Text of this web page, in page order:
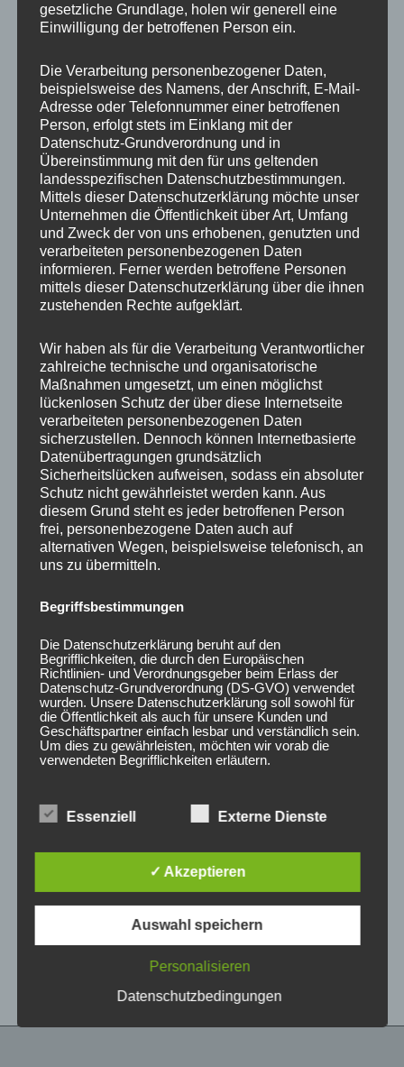
Hinweis
Lochzahl
Mittellochbohrung 72,6 mm
Nabenbohrung 72.6
PCD 112 mm
Traglast 750
Ähnliche Produkte
CONCAVER CVR1
19×8,5 ET40 5×112
Brushed Bronze
450,00€ *
Bewertet
mit
CONCAVER CVR1
19×8,5 ET35 5×112
Double Tinted Black
5
19×8,5 ET35 5×120
450,00€ *
19×8,5 ET45 5×108
Brushed Bronze
450,00€ *
Bewertet
von
5
gesetzliche Grundlage, holen wir generell eine
Einwilligung der betroffenen Person ein.
Die Verarbeitung personenbezogener Daten,
beispielsweise des Namens, der Anschrift, E-Mail-
Adresse oder Telefonnummer einer betroffenen
Person, erfolgt stets im Einklang mit der
Datenschutz-Grundverordnung und in
Übereinstimmung mit den für uns geltenden
landesspezifischen Datenschutzbestimmungen.
Mittels dieser Datenschutzerklärung möchte unser
Unternehmen die Öffentlichkeit über Art, Umfang
und Zweck der von uns erhobenen, genutzten und
verarbeiteten personenbezogenen Daten
informieren. Ferner werden betroffene Personen
mittels dieser Datenschutzerklärung über die ihnen
zustehenden Rechte aufgeklärt.
Wir haben als für die Verarbeitung Verantwortlicher
zahlreiche technische und organisatorische
Maßnahmen umgesetzt, um einen möglichst
lückenlosen Schutz der über diese Internetseite
verarbeiteten personenbezogenen Daten
sicherzustellen. Dennoch können Internetbasierte
Datenübertragungen grundsätzlich
Sicherheitslücken aufweisen, sodass ein absoluter
Schutz nicht gewährleistet werden kann. Aus
diesem Grund steht es jeder betroffenen Person
frei, personenbezogene Daten auch auf
alternativen Wegen, beispielsweise telefonisch, an
uns zu übermitteln.
Begriffsbestimmungen
Die Datenschutzerklärung beruht auf den
Begrifflichkeiten, die durch den Europäischen
Richtlinien- und Verordnungsgeber beim Erlass der
Datenschutz-Grundverordnung (DS-GVO) verwendet
wurden. Unsere Datenschutzerklärung soll sowohl für
die Öffentlichkeit als auch für unsere Kunden und
Geschäftspartner einfach lesbar und verständlich sein.
Um dies zu gewährleisten, möchten wir vorab die
verwendeten Begrifflichkeiten erläutern.
Wir verwenden in dieser Datenschutzerklärung
unter anderem die folgenden Begriffe:
Personenbezogene Daten sind alle
identifizierbare natürliche Person (im Folgenden
wird eine natürliche Person angesehen, die
Essenziell Externe Dienste
✓ Akzeptieren
Auswahl speichern
Personalisieren
Datenschutzbedingungen